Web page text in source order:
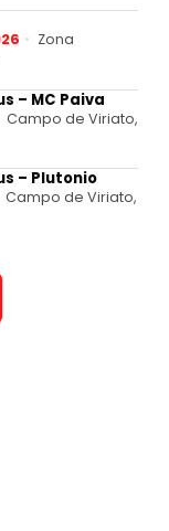
Zona
– MC Paiva
Campo de Viriato,
– Plutonio
Campo de Viriato,